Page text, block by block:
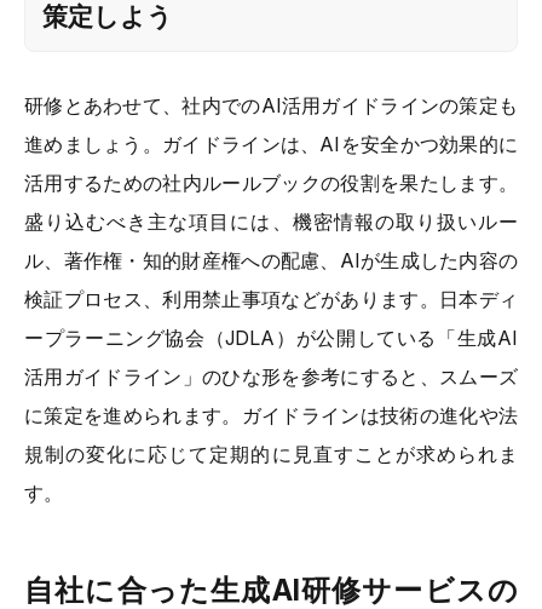
策定しよう
研修とあわせて、社内でのAI活用ガイドラインの策定も
進めましょう。ガイドラインは、AIを安全かつ効果的に
活用するための社内ルールブックの役割を果たします。
盛り込むべき主な項目には、機密情報の取り扱いルー
ル、著作権・知的財産権への配慮、AIが生成した内容の
検証プロセス、利用禁止事項などがあります。日本ディ
ープラーニング協会（JDLA）が公開している「生成AI
活用ガイドライン」のひな形を参考にすると、スムーズ
に策定を進められます。ガイドラインは技術の進化や法
規制の変化に応じて定期的に見直すことが求められま
す。
自社に合った生成AI研修サービスの